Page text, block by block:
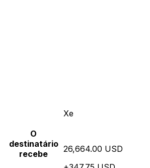
Xe
O
destinatário
recebe
26,664.00 USD